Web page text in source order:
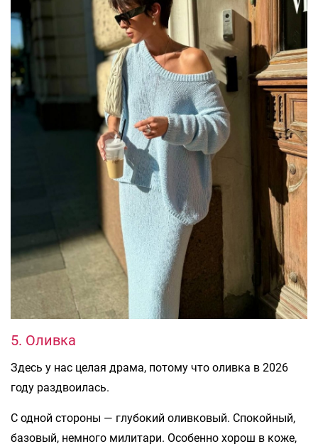
5. Оливка
Здесь у нас целая драма, потому что оливка в 2026
году раздвоилась.
С одной стороны — глубокий оливковый. Спокойный,
базовый, немного милитари. Особенно хорош в коже,